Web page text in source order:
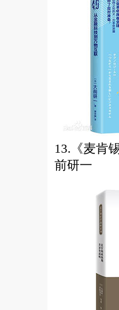
13.《麦肯
前研一